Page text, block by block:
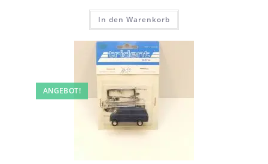
In den Warenkorb
ANGEBOT!